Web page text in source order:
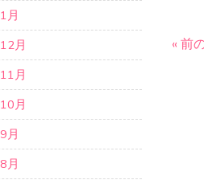
« 前
月
月
月
月
月
月